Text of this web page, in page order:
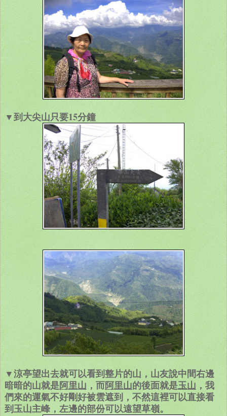
▼到大尖山只要15分鐘
▼涼亭望出去就可以看到整片的山，山友說中間右邊
暗暗的山就是阿里山 ，而阿里山的後面就是玉山 ，我
們來的運氣不好剛好被雲遮到，不然這裡可以直接看
到玉山主峰，左邊的部份可以遠望草嶺。